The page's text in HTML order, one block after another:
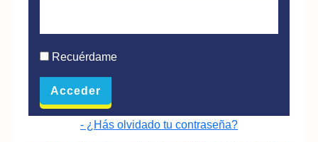
Recuérdame
- ¿Hás olvidado tu contraseña?